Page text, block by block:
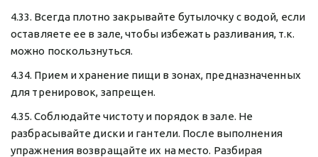
4.33. Всегда плотно закрывайте бутылочку с водой, если
оставляете ее в зале, чтобы избежать разливания, т.к.
можно поскользнуться.
4.34. Прием и хранение пищи в зонах, предназначенных
для тренировок, запрещен.
4.35. Соблюдайте чистоту и порядок в зале. Не
разбрасывайте диски и гантели. После выполнения
упражнения возвращайте их на место. Разбирая